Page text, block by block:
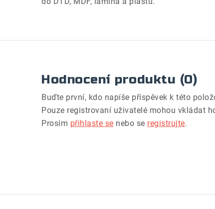
Hodnocení produktu (0)
Buďte první, kdo napíše příspěvek k této
Pouze registrovaní uživatelé mohou vkládat
Prosím přihlaste se nebo se registrujte.